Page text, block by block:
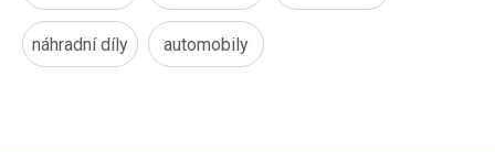
náhradní díly automobily